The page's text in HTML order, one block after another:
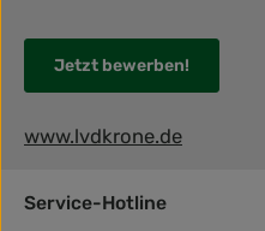
Jetzt bewerben!
www.lvdkrone.de
Service-Hotline